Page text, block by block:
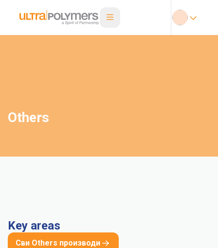
Others
Key areas
Сви Others производи